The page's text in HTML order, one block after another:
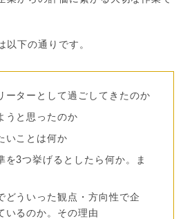
以下の通りです。
ーターとして過ごしてきたのか
うと思ったのか
いことは何か
を3つ挙げるとしたら何か。ま
どういった観点・方向性で企
いるのか。その理由